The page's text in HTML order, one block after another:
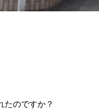
のですか？